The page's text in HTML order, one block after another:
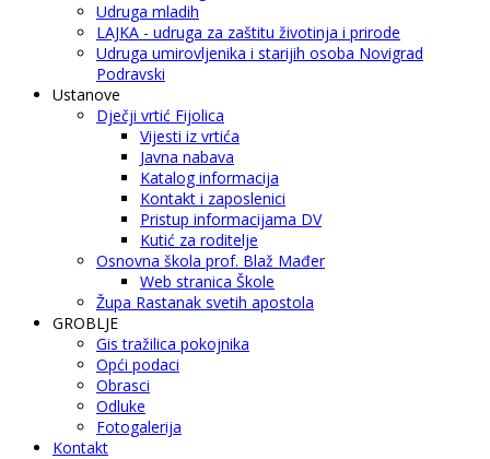
Udruga mladih
LAJKA - udruga za zaštitu životinja i prirode
Udruga umirovljenika i starijih osoba Novigrad
Podravski
Ustanove
Dječji vrtić Fijolica
Vijesti iz vrtića
Javna nabava
Katalog informacija
Kontakt i zaposlenici
Pristup informacijama DV
Kutić za roditelje
Osnovna škola prof. Blaž Mađer
Web stranica Škole
Župa Rastanak svetih apostola
GROBLJE
Gis tražilica pokojnika
Opći podaci
Obrasci
Odluke
Fotogalerija
Kontakt